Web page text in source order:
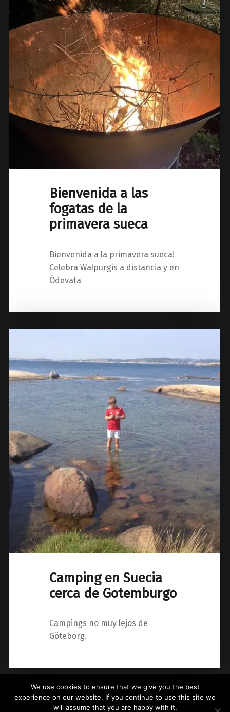
Bienvenida a las
fogatas de la
primavera sueca
Bienvenida a la primavera sueca!
Celebra Walpurgis a distancia y en
Ödevata
Camping en Suecia
cerca de Gotemburgo
Campings no muy lejos de
Göteborg.
We use cookies to ensure that we give you the best
experience on our website. If you continue to use this site we
will assume that you are happy with it.